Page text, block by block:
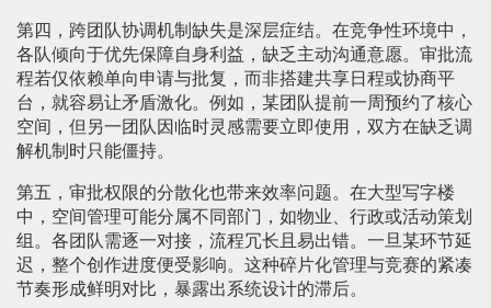
第四，跨团队协调机制缺失是深层症结。在竞争性环境中，
各队倾向于优先保障自身利益，缺乏主动沟通意愿。审批流
程若仅依赖单向申请与批复，而非搭建共享日程或协商平
台，就容易让矛盾激化。例如，某团队提前一周预约了核心
空间，但另一团队因临时灵感需要立即使用，双方在缺乏调
解机制时只能僵持。
第五，审批权限的分散化也带来效率问题。在大型写字楼
中，空间管理可能分属不同部门，如物业、行政或活动策划
组。各团队需逐一对接，流程冗长且易出错。一旦某环节延
迟，整个创作进度便受影响。这种碎片化管理与竞赛的紧凑
节奏形成鲜明对比，暴露出系统设计的滞后。